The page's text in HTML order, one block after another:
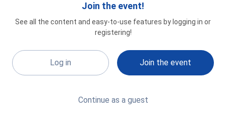
Join the event!
See all the content and easy-to-use features by logging in or
registering!
Log in Join the event
Continue as a guest